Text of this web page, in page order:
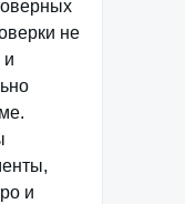
не
и
и